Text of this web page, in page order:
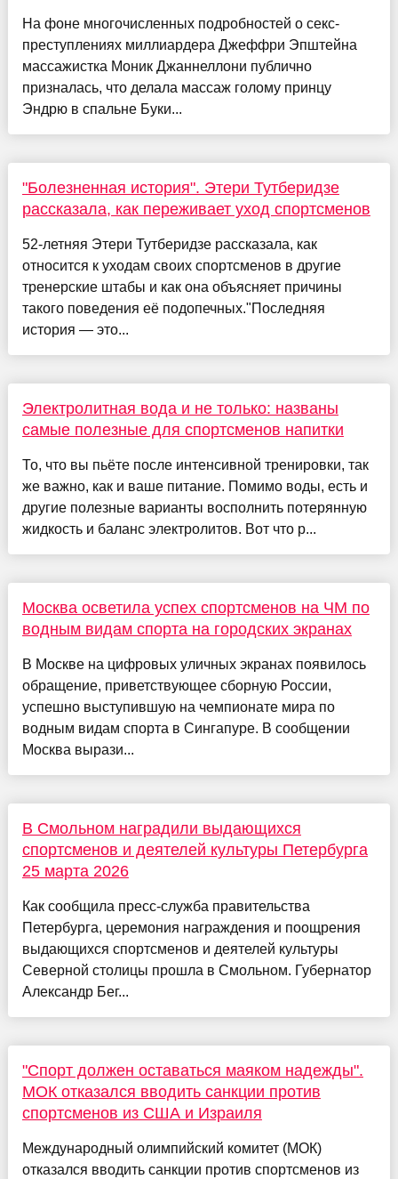
На фоне многочисленных подробностей о секс-
преступлениях миллиардера Джеффри Эпштейна
массажистка Моник Джаннеллони публично
призналась, что делала массаж голому принцу
Эндрю в спальне Буки...
"Болезненная история". Этери Тутберидзе
рассказала, как переживает уход спортсменов
52-летняя Этери Тутберидзе рассказала, как
относится к уходам своих спортсменов в другие
тренерские штабы и как она объясняет причины
такого поведения её подопечных."Последняя
история — это...
Электролитная вода и не только: названы
самые полезные для спортсменов напитки
То, что вы пьёте после интенсивной тренировки, так
же важно, как и ваше питание. Помимо воды, есть и
другие полезные варианты восполнить потерянную
жидкость и баланс электролитов. Вот что р...
Москва осветила успех спортсменов на ЧМ по
водным видам спорта на городских экранах
В Москве на цифровых уличных экранах появилось
обращение, приветствующее сборную России,
успешно выступившую на чемпионате мира по
водным видам спорта в Сингапуре. В сообщении
Москва вырази...
В Смольном наградили выдающихся
спортсменов и деятелей культуры Петербурга
25 марта 2026
Как сообщила пресс-служба правительства
Петербурга, церемония награждения и поощрения
выдающихся спортсменов и деятелей культуры
Северной столицы прошла в Смольном. Губернатор
Александр Бег...
"Спорт должен оставаться маяком надежды".
МОК отказался вводить санкции против
спортсменов из США и Израиля
Международный олимпийский комитет (МОК)
отказался вводить санкции против спортсменов из